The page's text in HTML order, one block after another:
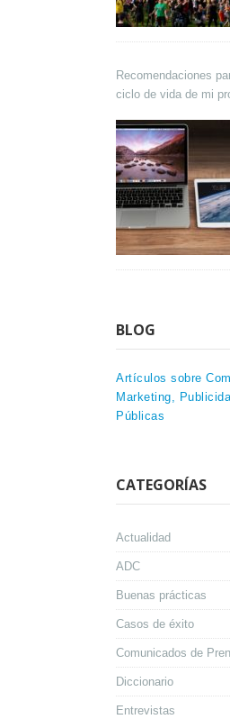
Recomendaciones
ciclo de vida de mi
BLOG
Artículos sobre
Marketing,
Públicas
CATEGORÍAS
Actualidad
ADC
Buenas prácticas
Casos de éxito
Comunicados de
Diccionario
Entrevistas